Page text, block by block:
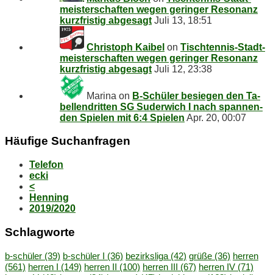
meis­ter­schaf­ten we­gen ge­rin­ger Re­so­nanz
kurz­fris­tig abgesagt Juli 13, 18:51
Christoph Kaibel on Tisch­ten­nis-Stadt­
meis­ter­schaf­ten we­gen ge­rin­ger Re­so­nanz
kurz­fris­tig abgesagt Juli 12, 23:38
Marina on B‑Schüler be­sie­gen den Ta­
bel­len­drit­ten SG Su­der­wich I nach span­nen­
den Spie­len mit 6:4 Spielen Apr. 20, 00:07
Häu­fi­ge Suchanfragen
Telefon
ecki
<
Henning
2019/2020
Schlag­wor­te
b-schüler (39) b-schüler I (36) bezirksliga (42) grüße (36) herren
(561) herren I (149) herren II (100) herren III (67) herren IV (71)